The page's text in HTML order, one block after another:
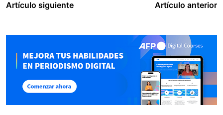
Artículo siguiente Artículo anterior